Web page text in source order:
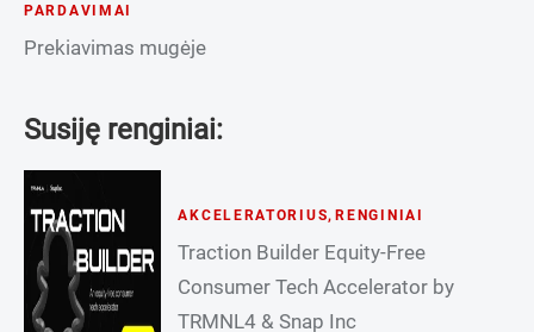
PARDAVIMAI
Prekiavimas mugėje
Susiję renginiai:
AKCELERATORIUS, RENGINIAI
Traction Builder Equity-Free
Consumer Tech Accelerator by
TRMNL4 & Snap Inc